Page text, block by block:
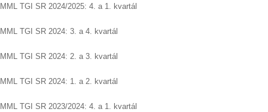
MML TGI SR 2024/2025: 4. a 1. kvartál
MML TGI SR 2024: 3. a 4. kvartál
MML TGI SR 2024: 2. a 3. kvartál
MML TGI SR 2024: 1. a 2. kvartál
MML TGI SR 2023/2024: 4. a 1. kvartál